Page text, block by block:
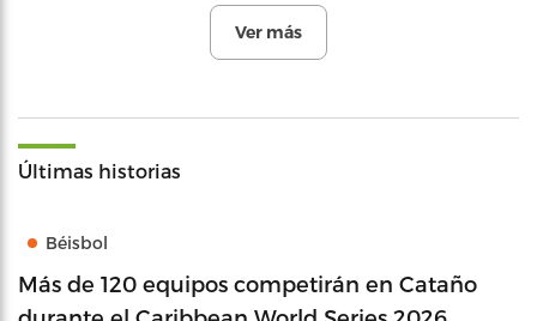
Ver más
Últimas historias
Béisbol
Más de 120 equipos competirán en Cataño